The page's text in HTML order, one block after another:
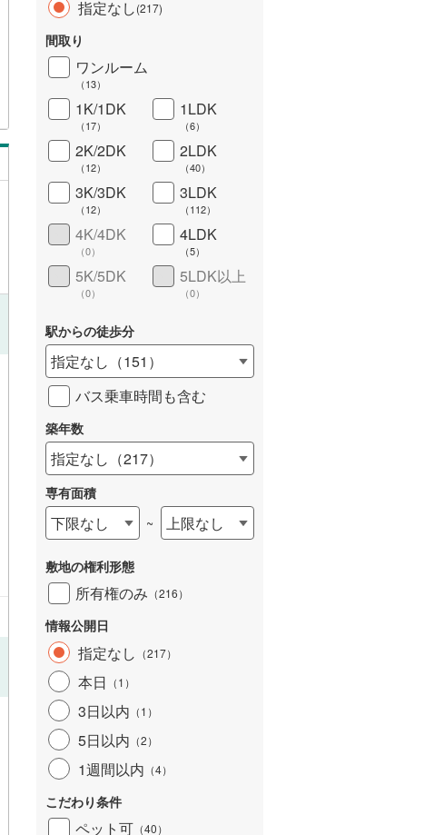
指定なし(217)
間取り
ワンルーム
（13）
1K/1DK
（17）
1LDK
（6）
2K/2DK
（12）
2LDK
（40）
3K/3DK
（12）
3LDK
（112）
4K/4DK
（0）
4LDK
（5）
5K/5DK
（0）
5LDK以上
（0）
駅からの徒歩分
指定なし （151 ）
バス乗車時間も含む
築年数
指定なし （217）
専有面積
下限なし ~ 上限なし
敷地の権利形態
所有権のみ （216）
情報公開日
指定なし （217）
本日 （1 ）
3日以内 （1 ）
5日以内 （2）
1週間以内 （4）
こだわり条件
ペット可 （40）
ワイドバルコニー
詳しく見る